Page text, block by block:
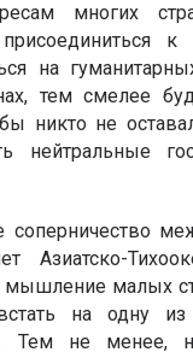
на
тем смелее
никто не
нейтральные
Азиатско-
малых
на одну
Тем не